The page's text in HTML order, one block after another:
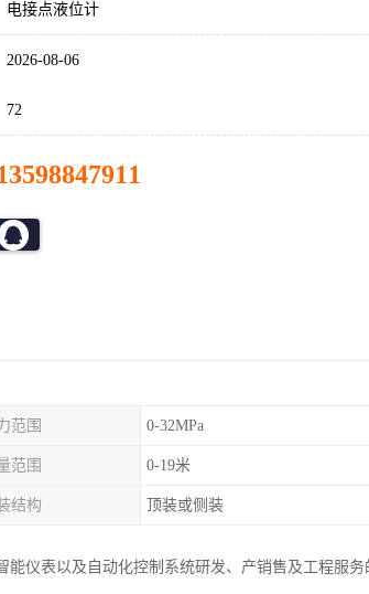
电接点液位计
2026-08-06
72
范围 0-32MPa
范围 0-19米
结构 顶装或侧装
仪表以及自动化控制系统研发、产销售及工程服